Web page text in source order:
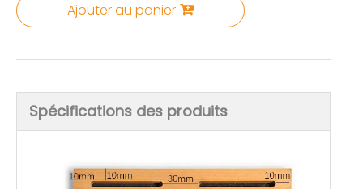
Ajouter au panier
Spécifications des produits